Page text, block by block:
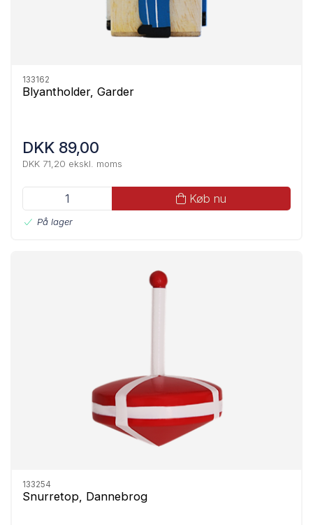
133162
Blyantholder, Garder
DKK 89,00
DKK 71,20 ekskl. moms
Køb nu
På lager
133254
Snurretop, Dannebrog